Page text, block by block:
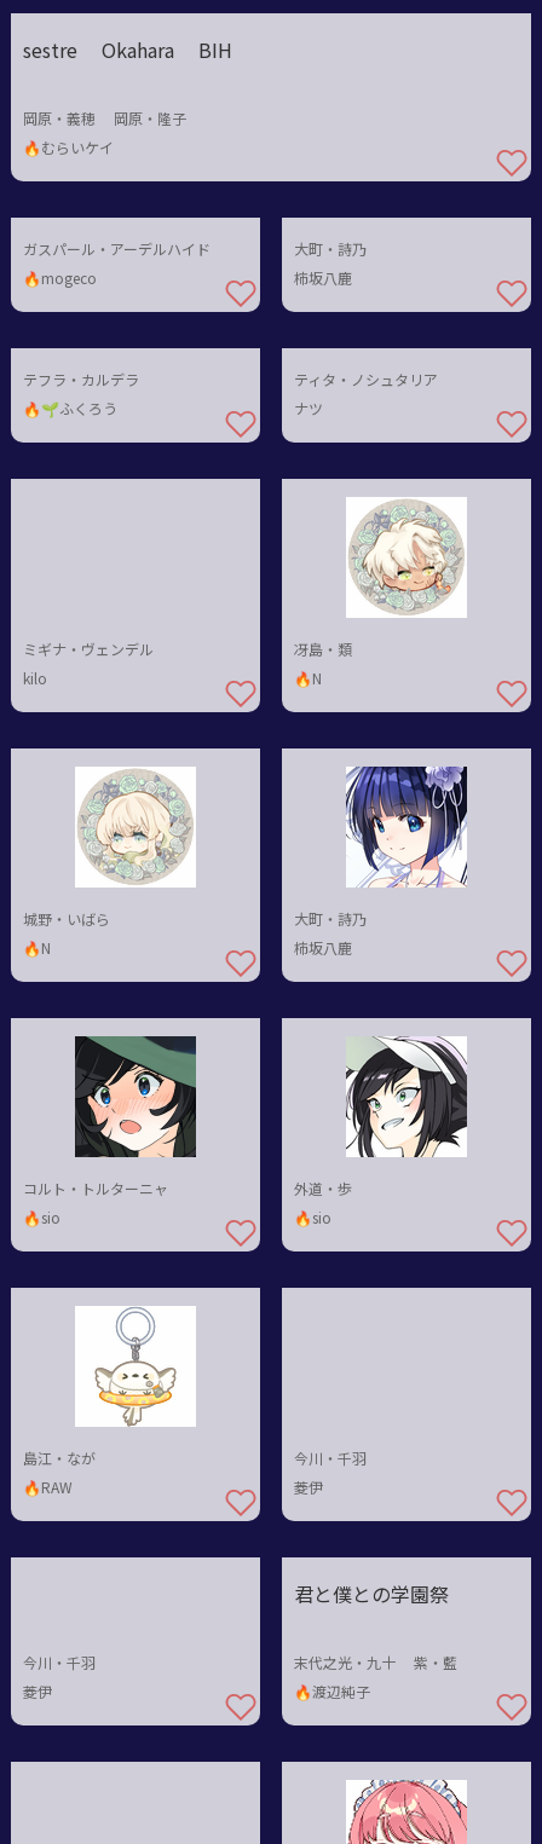
sestre Okahara BIH
岡原・義穂 岡原・隆子
🔥むらいケイ
ガスパール・アーデルハイド
🔥mogeco
大町・詩乃
柿坂八鹿
テフラ・カルデラ
🔥🌱ふくろう
ティタ・ノシュタリア
ナツ
ミギナ・ヴェンデル
kilo
冴島・類
🔥N
城野・いばら
🔥N
大町・詩乃
柿坂八鹿
コルト・トルターニャ
🔥sio
外道・歩
🔥sio
島江・なが
🔥RAW
今川・千羽
菱伊
今川・千羽
菱伊
君と僕との学園祭
末代之光・九十 紫・藍
🔥渡辺純子